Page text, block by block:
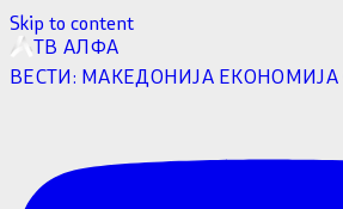
Skip to content
ТВ АЛФА
ВЕСТИ: МАКЕДОНИЈА ЕКОНОМИЈА